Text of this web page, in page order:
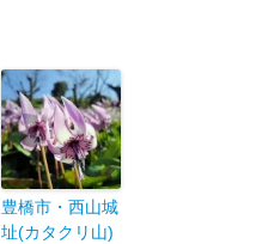
豊橋市・西山城
址(カタクリ山)